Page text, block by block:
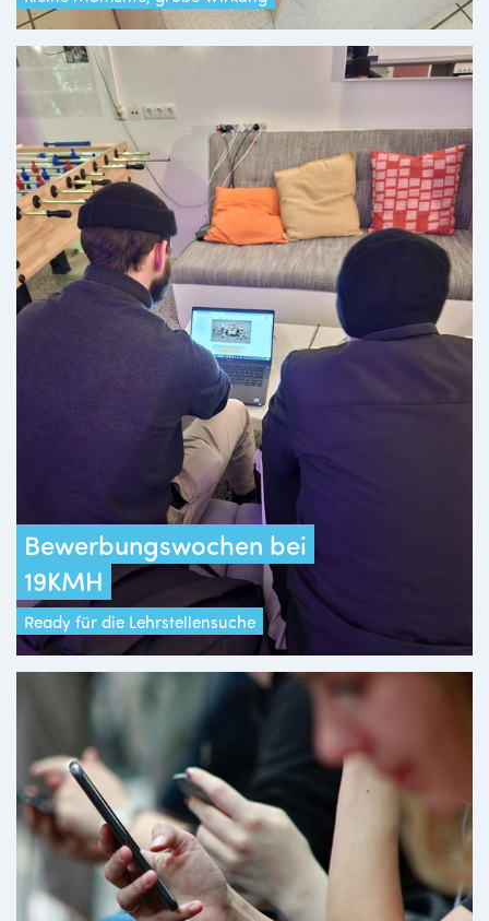
Bewerbungswochen bei
19KMH
Ready für die Lehrstellensuche